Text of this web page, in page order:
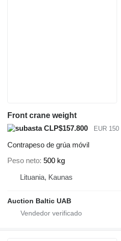
Front crane weight
CLP$157.800
EUR 150
Contrapeso de grúa móvil
Peso neto 500 kg
Lituania, Kaunas
Auction Baltic UAB